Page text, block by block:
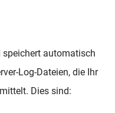
speichert automatisch
Log-Dateien, die Ihr
Dies sind: